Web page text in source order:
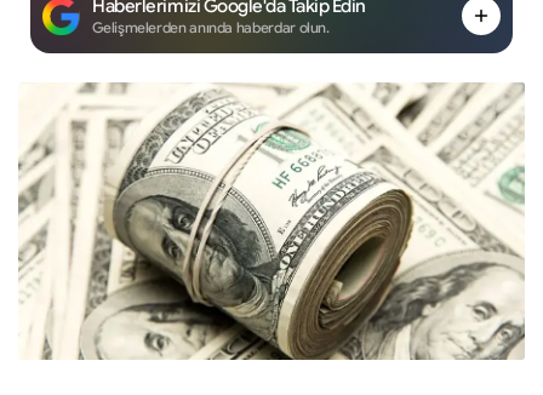
Haberlerimizi Google'da Takip Edin
Gelişmelerden anında haberdar olun.